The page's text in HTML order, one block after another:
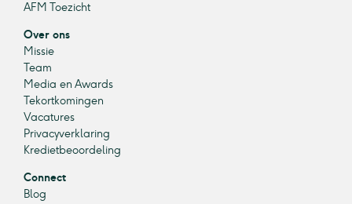
AFM Toezicht
Over ons
Missie
Team
Media en Awards
Tekortkomingen
Vacatures
Privacyverklaring
Kredietbeoordeling
Connect
Blog